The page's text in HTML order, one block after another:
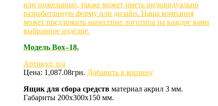
или пожеланию, также может иметь индивидуально
разработанную форму или дизайн. Наша компания
может предложить нанесение логотипа на каждое вами
выбранное изделие.
Модель Box–18.
Артикул: n/a
Цена: 1,087.08грн. Добавить в корзину
Ящик для сбора средств материал акрил 3 мм.
Габариты 200х300х150 мм.